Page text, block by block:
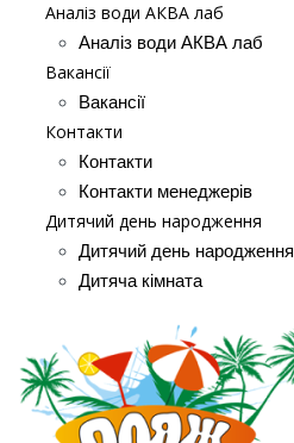
Аналіз води АКВА лаб​
Аналіз води АКВА лаб​
Вакансії
Вакансії
Контакти
Контакти
Контакти менеджерів
Дитячий день народження
Дитячий день народження
Дитяча кімната